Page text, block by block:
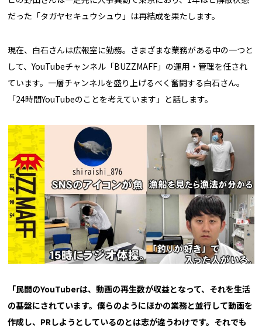
だった「タガヤセキュウシュウ」は再結成を果たします。
現在、白石さんは広報室に勤務。さまざまな業務がある中の一つと
して、YouTubeチャンネル「BUZZMAFF」の運用・管理を任され
ています。一層チャンネルを盛り上げるべく奮闘する白石さん。
「24時間YouTubeのことを考えています」と話します。
「民間のYouTuberは、動画の再生数が収益となって、それを生活
の基盤にされています。僕らのようにほかの業務と並行して動画を
作成し、 PR しようとしているのとは志が違うわけです。それでも